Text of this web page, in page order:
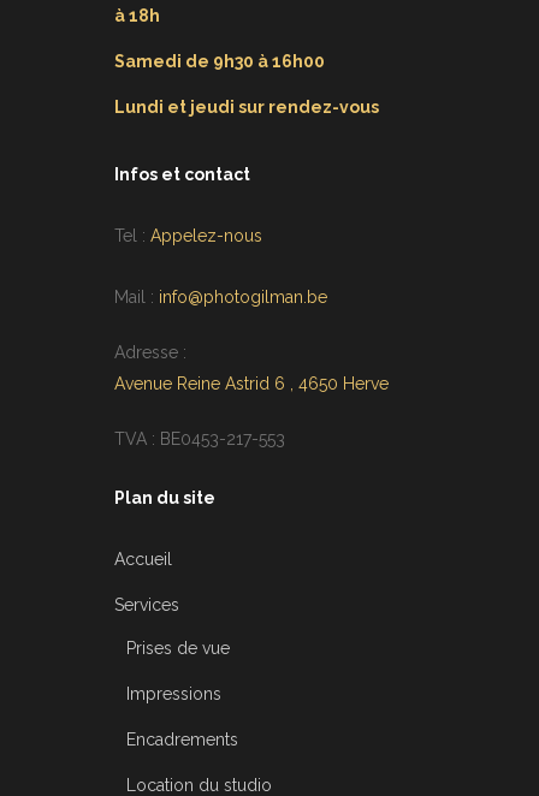
à 18h
Samedi de 9h30 à 16h00
Lundi et jeudi sur rendez-vous
Infos et contact
Tel : Appelez-nous
Mail : info@photogilman.be
Adresse :
Avenue Reine Astrid 6 , 4650 Herve
TVA : BE0453-217-553
Plan du site
Accueil
Services
Prises de vue
Impressions
Encadrements
Location du studio